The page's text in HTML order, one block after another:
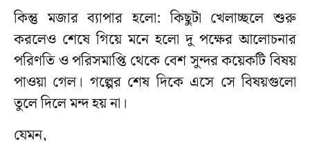
কিন্তু মজার ব্যাপার হলো: কিছুটা খেলাচ্ছলে শুরু
করলেও শেষে গিয়ে মনে হলো দু পক্ষের আলোচনার
পরিণতি ও পরিসমাপ্তি থেকে বেশ সুন্দর কয়েকটি বিষয়
পাওয়া গেল। গল্পের শেষ দিকে এসে সে বিষয়গুলো
তুলে দিলে মন্দ হয় না।
যেমন,